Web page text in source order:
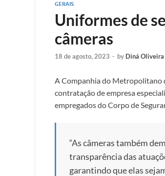
GERAIS
Uniformes de
câmeras
18 de agosto, 2023 - by Diná Oliveira
A Companhia do Metropolitano
contratação de empresa
empregados do Corpo de
“As câmeras também
transparência das
garantindo que elas